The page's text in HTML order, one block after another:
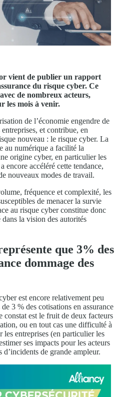
vient de publier un rapport
du risque cyber. Ce
de nombreux acteurs,
les mois à venir.
de l’économie engendre de
et contribue, en
nouveau : le risque cyber. La
au numérique a facilité la
origine cyber, en particulier les
encore accéléré cette tendance,
nouveaux modes de travail.
fréquence et complexité, les
de menacer la survie
au risque cyber constitue donc
la vision des autorités
que 3% des
dommage des
est encore relativement peu
3 % des cotisations en assurance
constat est le fruit de deux facteurs
ou en tout cas une difficulté à
les entreprises (en particulier les
ses impacts pour les acteurs
d’incidents de grande ampleur.